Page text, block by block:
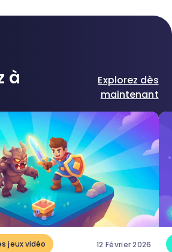
à
Explorez dès
maintenant
jeux vidéo 12 Février 2026